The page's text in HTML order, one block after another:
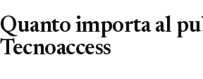
Quanto importa al
Tecnoaccess